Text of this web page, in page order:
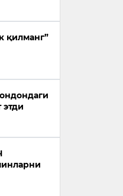
қилманг”